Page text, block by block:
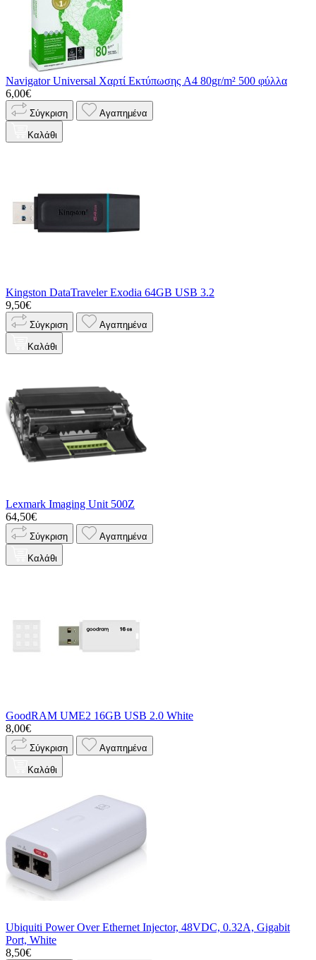
Navigator Universal Χαρτί Εκτύπωσης A4 80gr/m² 500 φύλλα
6,00€
Σύγκριση Αγαπημένα
Καλάθι
Kingston DataTraveler Exodia 64GB USB 3.2
9,50€
Σύγκριση Αγαπημένα
Καλάθι
Lexmark Imaging Unit 500Z
64,50€
Σύγκριση Αγαπημένα
Καλάθι
GoodRAM UME2 16GB USB 2.0 White
8,00€
Σύγκριση Αγαπημένα
Καλάθι
Ubiquiti Power Over Ethernet Injector, 48VDC, 0.32A, Gigabit
Port, White
8,50€